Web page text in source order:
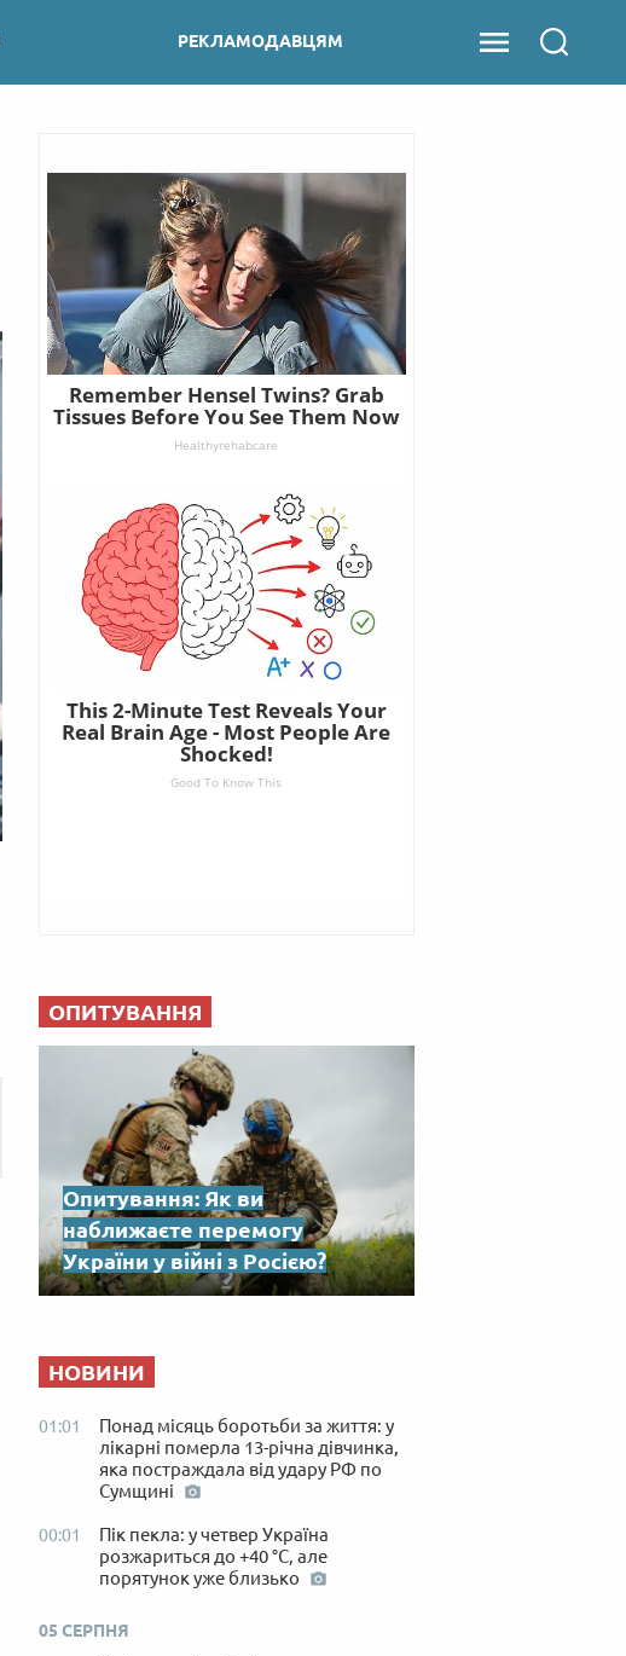
РЕКЛАМОДАВЦЯМ
ОПИТУВАННЯ
Опитування: Як ви
наближаєте перемогу
України у війні з Росією?
НОВИНИ
01:01
Понад місяць боротьби за життя: у
лікарні померла 13-річна дівчинка,
яка постраждала від удару РФ по
Сумщині
00:01
Пік пекла: у четвер Україна
розжариться до +40 °C, але
порятунок уже близько
05 СЕРПНЯ